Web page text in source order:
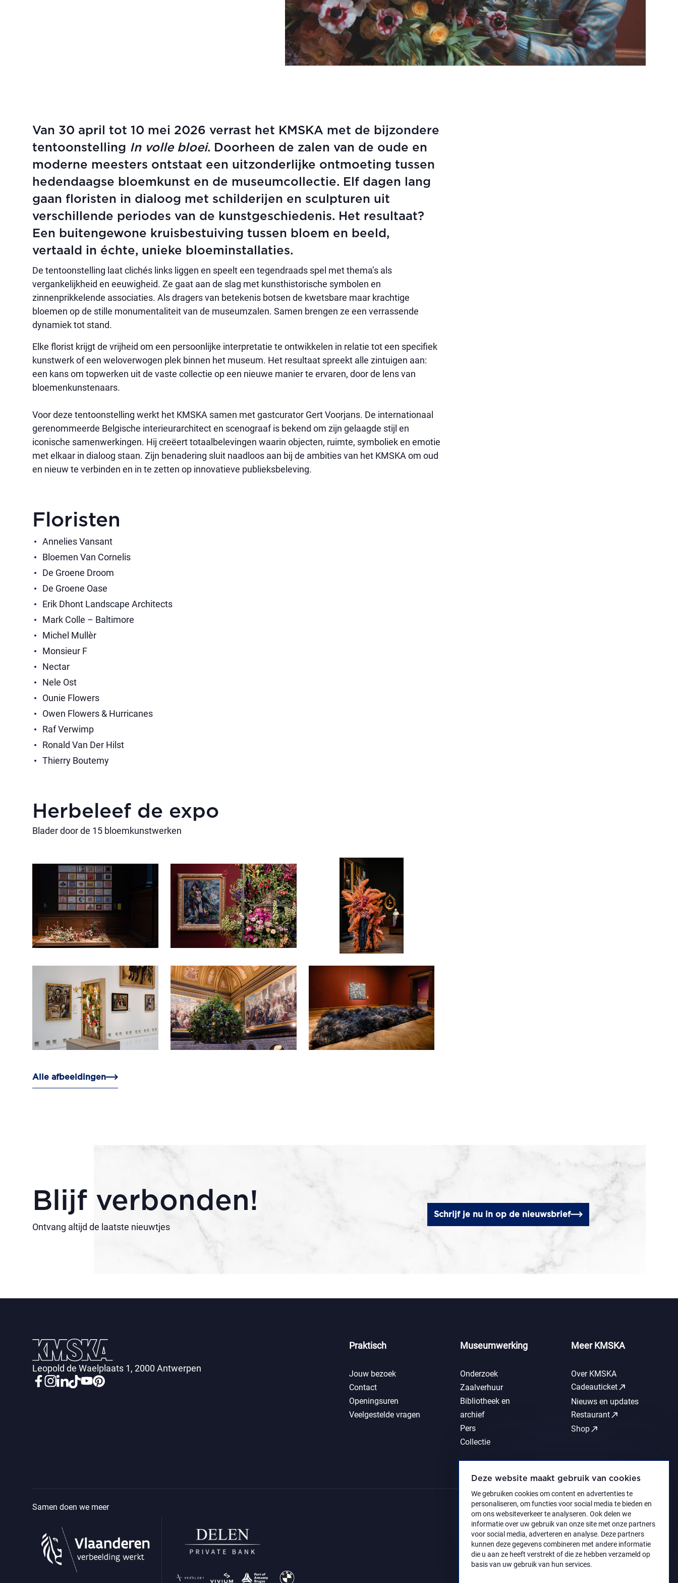
Deze website maakt gebruik van cookies
We gebruiken cookies om content en advertenties te
personaliseren, om functies voor social media te bieden en
om ons websiteverkeer te analyseren. Ook delen we
informatie over uw gebruik van onze site met onze partners
voor social media, adverteren en analyse. Deze partners
kunnen deze gegevens combineren met andere informatie
die u aan ze heeft verstrekt of die ze hebben verzameld op
basis van uw gebruik van hun services.
Van 30 april tot 10 mei 2026 verrast het KMSKA met de bijzondere
tentoonstelling In volle bloei. Doorheen de zalen van de oude en
moderne meesters ontstaat een uitzonderlijke ontmoeting tussen
hedendaagse bloemkunst en de museumcollectie. Elf dagen lang
gaan floristen in dialoog met schilderijen en sculpturen uit
verschillende periodes van de kunstgeschiedenis. Het resultaat?
Een buitengewone kruisbestuiving tussen bloem en beeld,
vertaald in échte, unieke bloeminstallaties.
De tentoonstelling laat clichés links liggen en speelt een tegendraads spel met thema’s als
vergankelijkheid en eeuwigheid. Ze gaat aan de slag met kunsthistorische symbolen en
zinnenprikkelende associaties. Als dragers van betekenis botsen de kwetsbare maar krachtige
bloemen op de stille monumentaliteit van de museumzalen. Samen brengen ze een verrassende
dynamiek tot stand.
Elke florist krijgt de vrijheid om een persoonlijke interpretatie te ontwikkelen in relatie tot een specifiek
kunstwerk of een weloverwogen plek binnen het museum. Het resultaat spreekt alle zintuigen aan:
een kans om topwerken uit de vaste collectie op een nieuwe manier te ervaren, door de lens van
bloemenkunstenaars.
Voor deze tentoonstelling werkt het KMSKA samen met gastcurator Gert Voorjans. De internationaal
gerenommeerde Belgische interieurarchitect en scenograaf is bekend om zijn gelaagde stijl en
iconische samenwerkingen. Hij creëert totaalbelevingen waarin objecten, ruimte, symboliek en emotie
met elkaar in dialoog staan. Zijn benadering sluit naadloos aan bij de ambities van het KMSKA om oud
en nieuw te verbinden en in te zetten op innovatieve publieksbeleving.
Floristen
Annelies Vansant
Bloemen Van Cornelis
De Groene Droom
De Groene Oase
Erik Dhont Landscape Architects
Mark Colle – Baltimore
Michel Mullèr
Monsieur F
Nectar
Nele Ost
Ounie Flowers
Owen Flowers & Hurricanes
Raf Verwimp
Ronald Van Der Hilst
Thierry Boutemy
Herbeleef de expo
Blader door de 15 bloemkunstwerken
Alle afbeeldingen
Blijf verbonden!
Ontvang altijd de laatste nieuwtjes
Schrijf je nu in op de nieuwsbrief
Leopold de Waelplaats 1, 2000 Antwerpen
Praktisch
Jouw bezoek
Contact
Openingsuren
Veelgestelde vragen
Museumwerking
Onderzoek
Zaalverhuur
Bibliotheek en
archief
Pers
Collectie
Meer KMSKA
Over KMSKA
Cadeauticketcall_made
Nieuws en updates
Restaurantcall_made
Shopcall_made
Samen doen we meer